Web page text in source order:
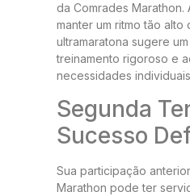
da Comrades
manter um ritmo tão alto
ultramaratona sugere
treinamento rigoroso e
necessidades
Segunda
Sucesso
Sua participação
Marathon pode ter